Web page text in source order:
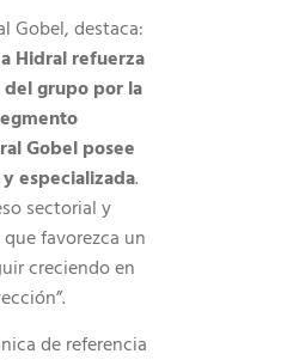
Gobel, destaca:
Hidral refuerza
grupo por la
Gobel posee
especializada.
sectorial y
favorezca un
creciendo en
de referencia